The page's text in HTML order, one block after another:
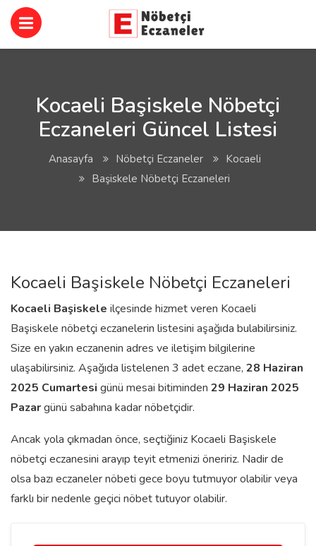
Kocaeli Başiskele Nöbetçi
Eczaneleri Güncel Listesi
Anasayfa Nöbetçi Eczaneler
Kocaeli
Başiskele Nöbetçi Eczaneleri
Kocaeli Başiskele Nöbetçi Eczaneleri
Kocaeli Başiskele ilçesinde hizmet veren Kocaeli
Başiskele nöbetçi eczanelerin listesini aşağıda bulabilirsiniz.
Size en yakın eczanenin adres ve iletişim bilgilerine
ulaşabilirsiniz. Aşağıda listelenen 3 adet eczane, 28 Haziran
2025 Cumartesi günü mesai bitiminden 29 Haziran 2025
Pazargünü sabahına kadar nöbetçidir.
Ancak yola çıkmadan önce, seçtiğiniz Kocaeli Başiskele
nöbetçi eczanesini arayıp teyit etmenizi öneririz. Nadir de
olsa bazı eczaneler nöbeti gece boyu tutmuyor olabilir veya
farklı bir nedenle geçici nöbet tutuyor olabilir.